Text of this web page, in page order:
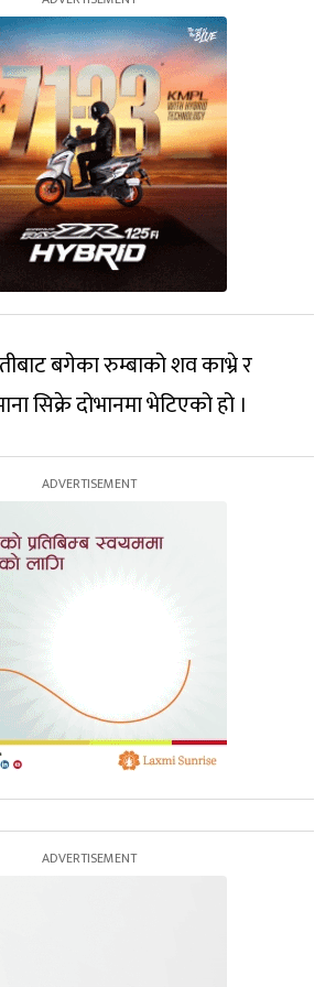
बगेका रुम्बाको शव काभ्रे र
सिक्रे दोभानमा भेटिएको हो ।